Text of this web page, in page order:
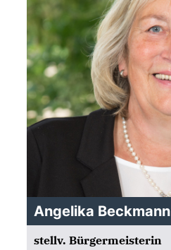
Angelika Beckmann
stellv. Bürgermeisterin